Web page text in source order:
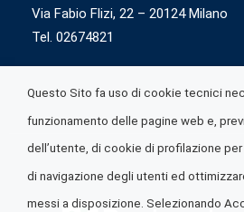
Via Fabio Flizi, 22 – 20124 Milano
Tel. 02674821
Questo Sito fa uso di cookie tecnici
funzionamento delle pagine web e,
dell’utente, di cookie di profilazione per
di navigazione degli utenti ed
messi a disposizione. Selezionando